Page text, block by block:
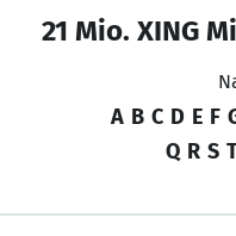
21 Mio. XING
A B C D E F
Q R S